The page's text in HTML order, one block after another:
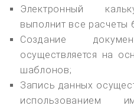
Электронный
выполнит все расчеты
Создание
осуществляется на
шаблонов;
Запись данных
использованием